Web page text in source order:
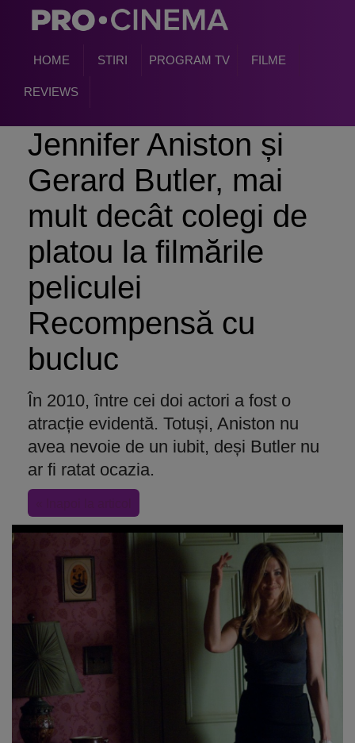
HOME STIRI PROGRAM TV FILME
REVIEWS
Jennifer Aniston și
Gerard Butler, mai
mult decât colegi de
platou la filmările
peliculei
Recompensă cu
bucluc
În 2010, între cei doi actori a fost o
atracție evidentă. Totuși, Aniston nu
avea nevoie de un iubit, deși Butler nu
ar fi ratat ocazia.